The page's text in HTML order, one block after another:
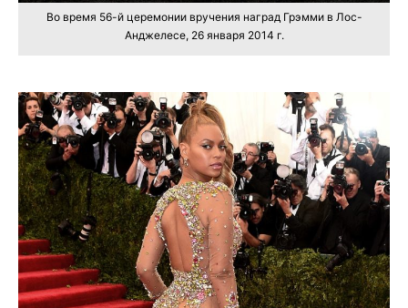
Во время 56-й церемонии вручения наград Грэмми в Лос-
Анджелесе, 26 января 2014 г.